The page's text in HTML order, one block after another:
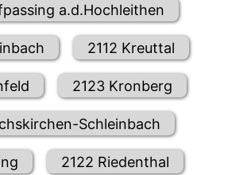
a.d.Hochleithen
2112 Kreuttal
2123 Kronberg
Schleinbach
2122 Riedenthal